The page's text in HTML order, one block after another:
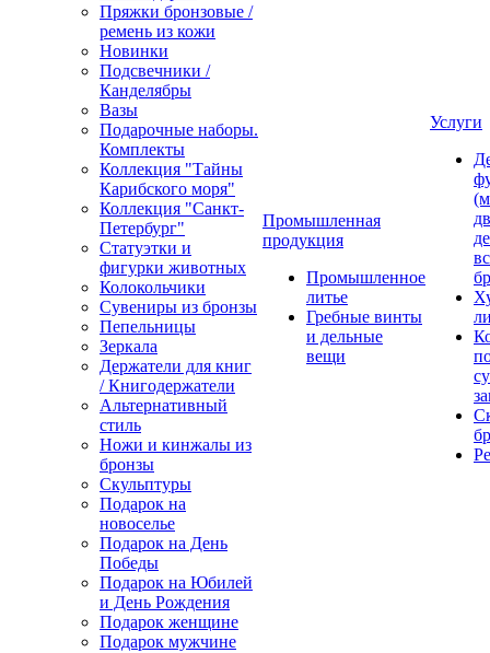
Пряжки бронзовые /
ремень из кожи
Новинки
Подсвечники /
Канделябры
Вазы
Подарочные наборы.
Комплекты
Коллекция "Тайны
Карибского моря"
Коллекция "Санкт-
Петербург"
Статуэтки и
фигурки животных
Колокольчики
Сувениры из бронзы
Пепельницы
Зеркала
Держатели для книг
/ Книгодержатели
Альтернативный
стиль
Ножи и кинжалы из
бронзы
Скульптуры
Подарок на
новоселье
Подарок на День
Победы
Подарок на Юбилей
и День Рождения
Подарок женщине
Подарок мужчине
Промышленная
продукция
Промышленное
литье
Гребные винты
и дельные
вещи
Услуги